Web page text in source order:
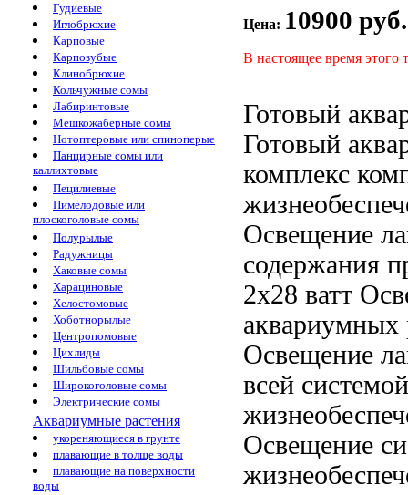
Гудиевые
Иглобрюхие
Карповые
Карпозубые
Клинобрюхие
Кольчужные сомы
Лабиринтовые
Мешкожаберные сомы
Нотоптеровые или спиноперые
Панцирные сомы или
каллихтовые
Пецилиевые
Пимелодовые или
плоскоголовые сомы
Полурылые
Радужницы
Хаковые сомы
Харациновые
Хелостомовые
Хоботнорылые
Центропомовые
Цихлиды
Шильбовые сомы
Широкоголовые сомы
Электрические сомы
Аквариумные растения
укореняющиеся в грунте
плавающие в толще воды
плавающие на поверхности
воды
Цена: 10900 руб.
В настоящее время этого
Готовый
Готовый
комплекс
Освещение
содержания
2х28 ватт
Освещение
всей системой
Освещение